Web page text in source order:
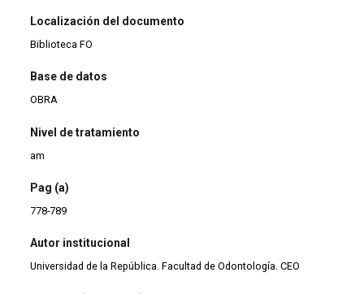
Localización del documento
Biblioteca FO
Base de datos
OBRA
Nivel de tratamiento
am
Pag (a)
778-789
Autor institucional
Universidad de la República. Facultad de Odontología. CEO